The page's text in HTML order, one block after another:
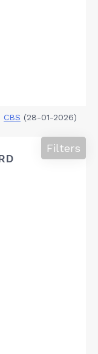
CBS (28-01-2026)
Filters